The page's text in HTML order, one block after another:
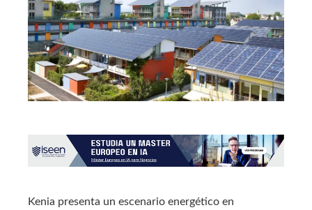
Kenia presenta un escenario energético en